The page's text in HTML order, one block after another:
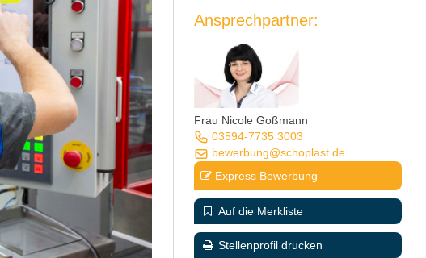
Ansprechpartner:
Frau Nicole Goßmann
03594-7735 3003
bewerbung@schoplast.de
Express Bewerbung
Auf die Merkliste
Stellenprofil drucken